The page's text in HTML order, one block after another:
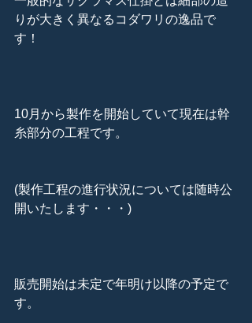
りが大きく異なるコダワリの逸品で
す！
10月から製作を開始していて現在は幹
糸部分の工程です。
(製作工程の進行状況については随時公
開いたします・・・)
販売開始は未定で年明け以降の予定で
す。